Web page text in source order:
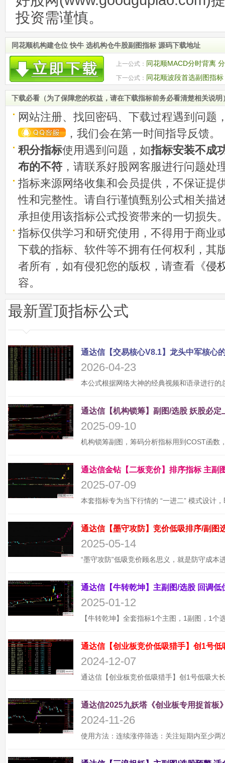
投资需谨慎。
同花顺机构建仓位 快牛 选机构仓牛股副图指标 源码下载地址
上一公式： 同花顺MACD分时背离
下一公式： 同花顺波段首选副图指
下载必看（为了保障您的权益，请在下载指标前务必看清楚相关说明
网站注册、找回密码、下载过程遇到问题
，我们会在第一时间指导反馈。
积分指标使用遇到问题，如指标安装不成
布的不符 ，请联系好股网客服进行问题处
指标来源网络收集和会员提供，不保证提
性和完整性。请自行谨慎甄别公式相关描
承担使用该指标公式投资带来的一切损失
指标仅供学习和研究使用，不得用于商业
下载的指标、软件等不拥有任何权利，其
者所有，如有侵犯您的版权，请查看《侵
容。
最新置顶指标公式
2026-04-23
2025-09-10
2025-07-09
2025-05-14
2025-01-12
通达信【创业板竞价低吸猎手】创1号
2024-12-07
通达信2025九妖塔《创业板专用捉首板
2024-11-26